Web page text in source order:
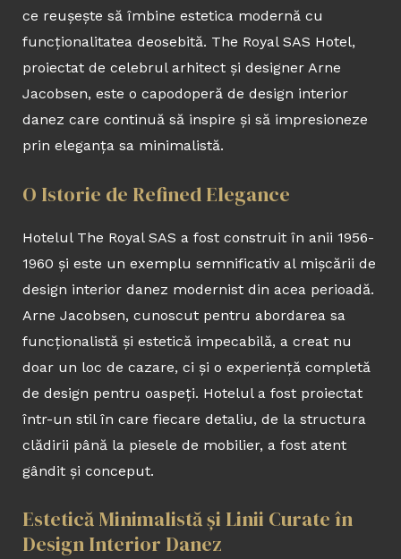
ce reușește să îmbine estetica modernă cu
funcționalitatea deosebită. The Royal SAS Hotel,
proiectat de celebrul arhitect și designer Arne
Jacobsen, este o capodoperă de design interior
danez care continuă să inspire și să impresioneze
prin eleganța sa minimalistă.
O Istorie de Refined Elegance
Hotelul The Royal SAS a fost construit în anii 1956-
1960 și este un exemplu semnificativ al mișcării de
design interior danez modernist din acea perioadă.
Arne Jacobsen, cunoscut pentru abordarea sa
funcționalistă și estetică impecabilă, a creat nu
doar un loc de cazare, ci și o experiență completă
de design pentru oaspeți. Hotelul a fost proiectat
într-un stil în care fiecare detaliu, de la structura
clădirii până la piesele de mobilier, a fost atent
gândit și conceput.
Estetică Minimalistă și Linii Curate în
Design Interior Danez